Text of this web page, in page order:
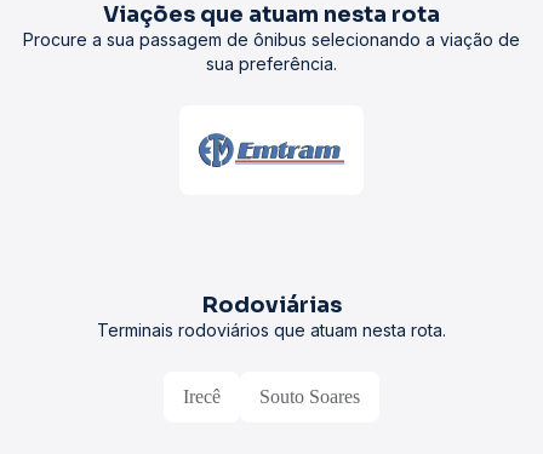
Viações que atuam nesta rota
Procure a sua passagem de ônibus selecionando a viação de
sua preferência.
Rodoviárias
Terminais rodoviários que atuam nesta rota.
Irecê Souto Soares